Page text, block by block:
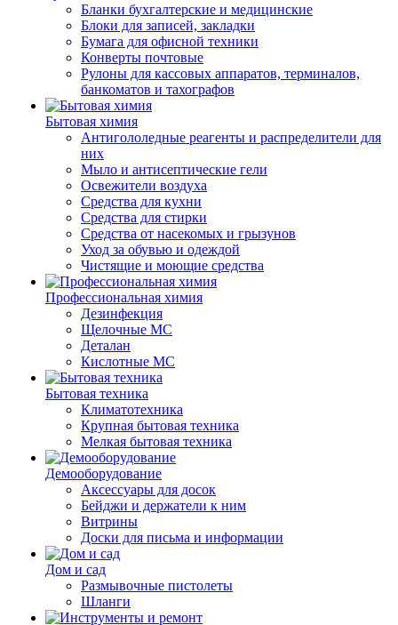
Бланки бухгалтерские и медицинские
Блоки для записей, закладки
Бумага для офисной техники
Конверты почтовые
Рулоны для кассовых аппаратов, терминалов,
банкоматов и тахографов
Бытовая химия
Антигололедные реагенты и распределители для
них
Мыло и антисептические гели
Освежители воздуха
Средства для кухни
Средства для стирки
Средства от насекомых и грызунов
Уход за обувью и одеждой
Чистящие и моющие средства
Профессиональная химия
Дезинфекция
Щелочные МС
Деталан
Кислотные МС
Бытовая техника
Климатотехника
Крупная бытовая техника
Мелкая бытовая техника
Демооборудование
Аксессуары для досок
Бейджи и держатели к ним
Витрины
Доски для письма и информации
Дом и сад
Размывочные пистолеты
Шланги